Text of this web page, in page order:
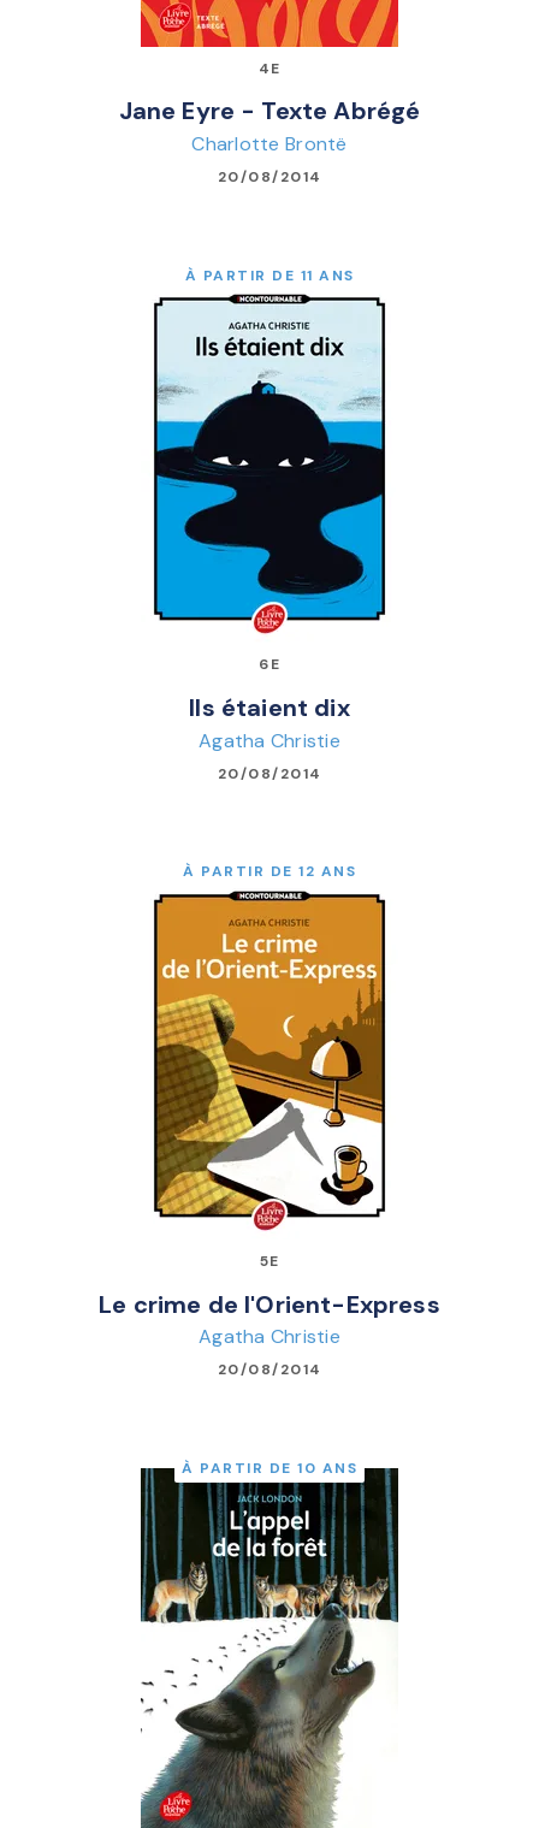
4E
Jane Eyre - Texte Abrégé
Charlotte Brontë
20/08/2014
À PARTIR DE 11 ANS
6E
Ils étaient dix
Agatha Christie
20/08/2014
À PARTIR DE 12 ANS
5E
Le crime de l'Orient-Express
Agatha Christie
20/08/2014
À PARTIR DE 10 ANS